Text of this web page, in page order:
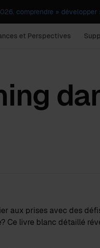
comprendre » développer
et Perspectives
aux prises avec des
Ce livre blanc détaillé